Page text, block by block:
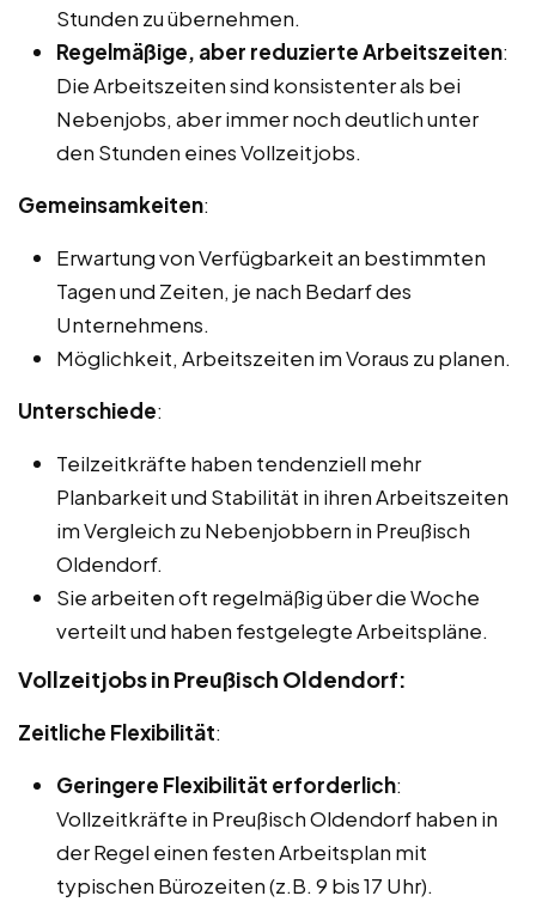
Stunden zu übernehmen.
Regelmäßige, aber reduzierte Arbeitszeiten:
Die Arbeitszeiten sind konsistenter als bei
Nebenjobs, aber immer noch deutlich unter
den Stunden eines Vollzeitjobs.
Gemeinsamkeiten:
Erwartung von Verfügbarkeit an bestimmten
Tagen und Zeiten, je nach Bedarf des
Unternehmens.
Möglichkeit, Arbeitszeiten im Voraus zu planen.
Unterschiede:
Teilzeitkräfte haben tendenziell mehr
Planbarkeit und Stabilität in ihren Arbeitszeiten
im Vergleich zu Nebenjobbern in Preußisch
Oldendorf.
Sie arbeiten oft regelmäßig über die Woche
verteilt und haben festgelegte Arbeitspläne.
Vollzeitjobs in Preußisch Oldendorf:
Zeitliche Flexibilität:
Geringere Flexibilität erforderlich:
Vollzeitkräfte in Preußisch Oldendorf haben in
der Regel einen festen Arbeitsplan mit
typischen Bürozeiten (z.B. 9 bis 17 Uhr).